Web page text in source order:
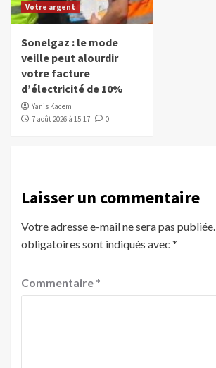
Votre argent
Sonelgaz : le mode
veille peut alourdir
votre facture
d’électricité de 10%
Yanis Kacem
7 août 2026 à 15:17
0
Laisser un commentaire
Votre adresse e-mail ne sera pas publiée.
obligatoires sont indiqués avec *
Commentaire *